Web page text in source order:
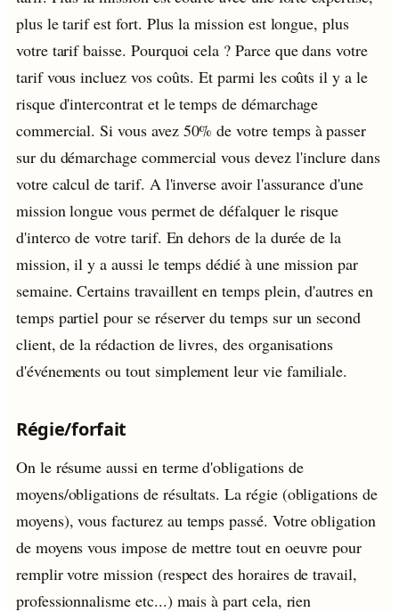
plus le tarif est fort. Plus la mission est longue, plus
votre tarif baisse. Pourquoi cela ? Parce que dans votre
tarif vous incluez vos coûts. Et parmi les coûts il y a le
risque d'intercontrat et le temps de démarchage
commercial. Si vous avez 50% de votre temps à passer
sur du démarchage commercial vous devez l'inclure dans
votre calcul de tarif. A l'inverse avoir l'assurance d'une
mission longue vous permet de défalquer le risque
d'interco de votre tarif. En dehors de la durée de la
mission, il y a aussi le temps dédié à une mission par
semaine. Certains travaillent en temps plein, d'autres en
temps partiel pour se réserver du temps sur un second
client, de la rédaction de livres, des organisations
d'événements ou tout simplement leur vie familiale.
Régie/forfait
On le résume aussi en terme d'obligations de
moyens/obligations de résultats. La régie (obligations de
moyens), vous facturez au temps passé. Votre obligation
de moyens vous impose de mettre tout en oeuvre pour
remplir votre mission (respect des horaires de travail,
professionnalisme etc...) mais à part cela, rien